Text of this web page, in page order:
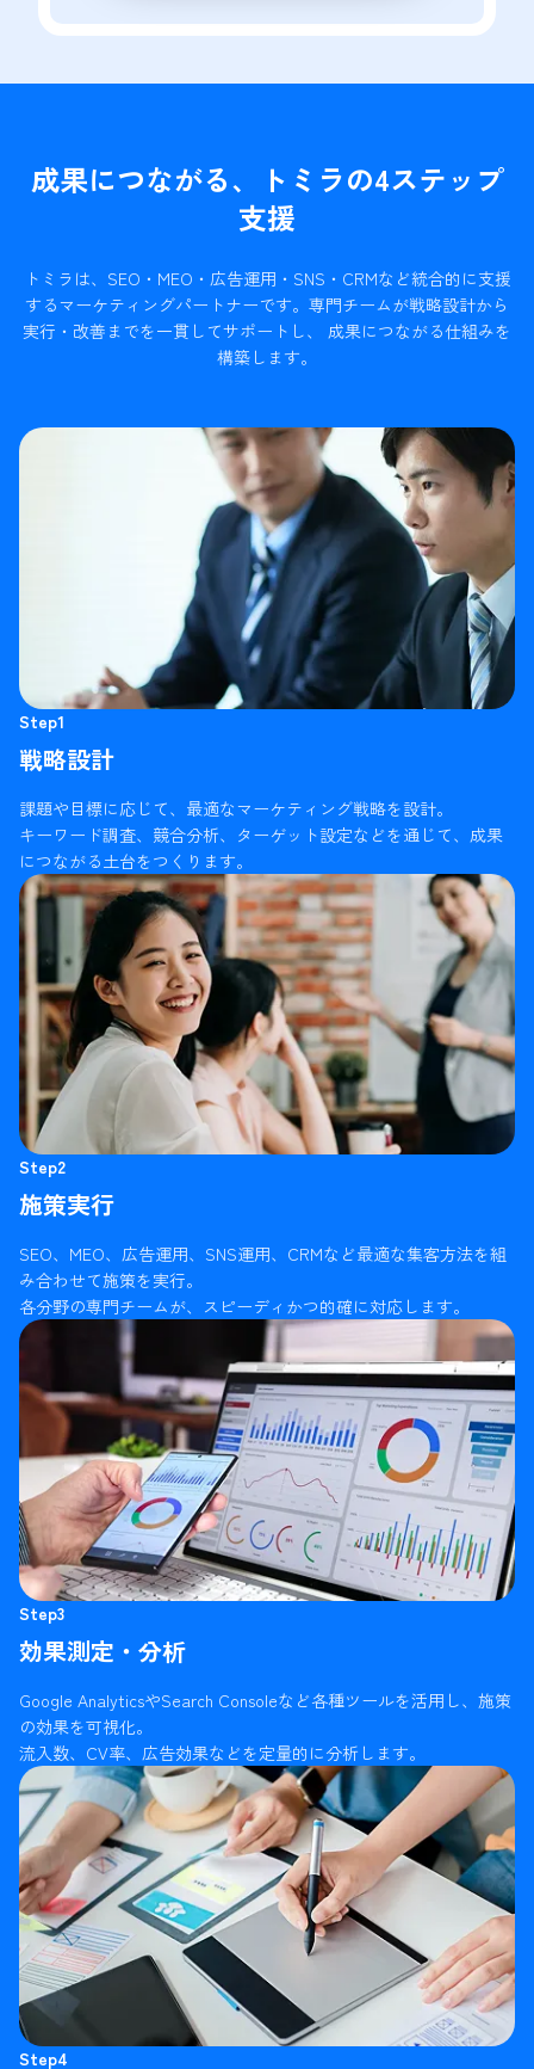
成果につながる、トミラの4ステップ
支援
トミラは、SEO・MEO・広告運用・SNS・CRMなど統合的に支援
するマーケティングパートナーです。 専門チームが戦略設計から
実行・改善までを一貫してサポートし、 成果につながる仕組みを
構築します。
Step1
戦略設計
課題や目標に応じて、最適なマーケティング戦略を設計。
キーワード調査、競合分析、ターゲット設定などを通じて、成果
につながる土台をつくります。
Step2
施策実行
SEO、MEO、広告運用、SNS運用、CRMなど最適な集客方法を組
み合わせて施策を実行。
各分野の専門チームが、スピーディかつ的確に対応します。
Step3
効果測定・分析
Google AnalyticsやSearch Consoleなど各種ツールを活用し、施策
の効果を可視化。
流入数、CV率、広告効果などを定量的に分析します。
Step4